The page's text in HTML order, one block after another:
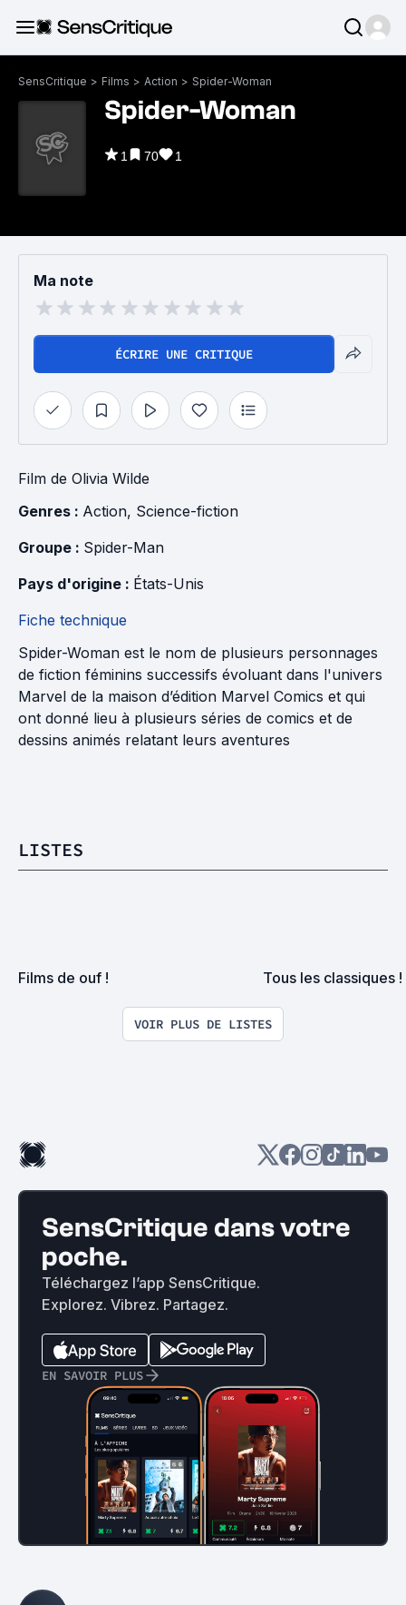
SensCritique > Films > Action > Spider-Woman
Spider-Woman
1 70 1
Ma note
ÉCRIRE UNE CRITIQUE
Film de Olivia Wilde
Genres : Action, Science-fiction
Groupe : Spider-Man
Pays d'origine : États-Unis
Fiche technique
Spider-Woman est le nom de plusieurs personnages
de fiction féminins successifs évoluant dans l'univers
Marvel de la maison d’édition Marvel Comics et qui
ont donné lieu à plusieurs séries de comics et de
dessins animés relatant leurs aventures
LISTES
Films de ouf ! Tous les classiques !
VOIR PLUS DE LISTES
SensCritique dans votre
poche.
Téléchargez l’app SensCritique.
Explorez. Vibrez. Partagez.
EN SAVOIR PLUS